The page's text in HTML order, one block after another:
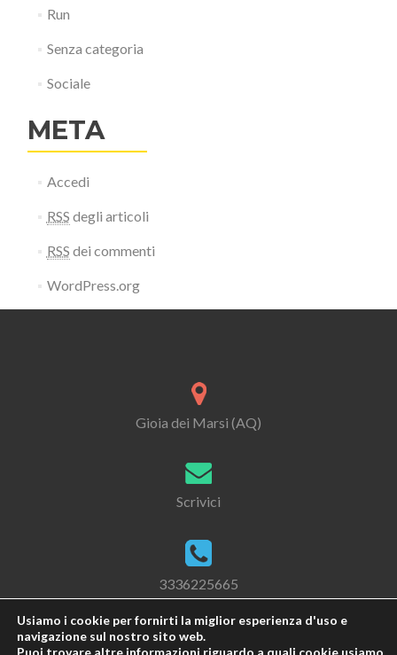
Run
Senza categoria
Sociale
META
Accedi
RSS degli articoli
RSS dei commenti
WordPress.org
Gioia dei Marsi (AQ)
Scrivici
3336225665
Usiamo i cookie per fornirti la miglior esperienza d'uso e
navigazione sul nostro sito web.
Puoi trovare altre informazioni riguardo a quali cookie usiamo